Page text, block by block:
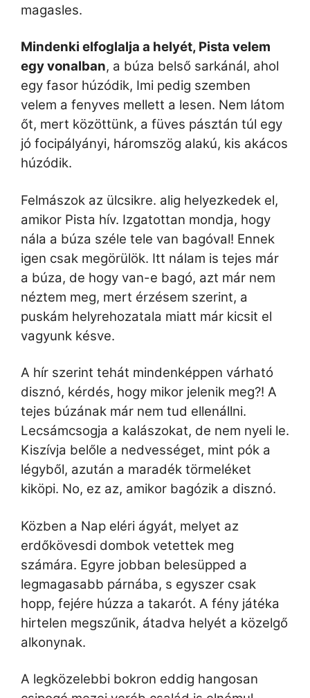
magasles.
Mindenki elfoglalja a helyét, Pista velem
egy vonalban, a búza belső sarkánál, ahol
egy fasor húzódik, Imi pedig szemben
velem a fenyves mellett a lesen. Nem látom
őt, mert közöttünk, a füves pásztán túl egy
jó focipályányi, háromszög alakú, kis akácos
húzódik.
Felmászok az ülcsikre. alig helyezkedek el,
amikor Pista hív. Izgatottan mondja, hogy
nála a búza széle tele van bagóval! Ennek
igen csak megörülök. Itt nálam is tejes már
a búza, de hogy van-e bagó, azt már nem
néztem meg, mert érzésem szerint, a
puskám helyrehozatala miatt már kicsit el
vagyunk késve.
A hír szerint tehát mindenképpen várható
disznó, kérdés, hogy mikor jelenik meg?! A
tejes búzának már nem tud ellenállni.
Lecsámcsogja a kalászokat, de nem nyeli le.
Kiszívja belőle a nedvességet, mint pók a
légyből, azután a maradék törmeléket
kiköpi. No, ez az, amikor bagózik a disznó.
Közben a Nap eléri ágyát, melyet az
erdőkövesdi dombok vetettek meg
számára. Egyre jobban belesüpped a
legmagasabb párnába, s egyszer csak
hopp, fejére húzza a takarót. A fény játéka
hirtelen megszűnik, átadva helyét a közelgő
alkonynak.
A legközelebbi bokron eddig hangosan